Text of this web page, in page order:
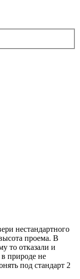
нестандартного
проема. В
то отказали и
в природе не
под стандарт 2